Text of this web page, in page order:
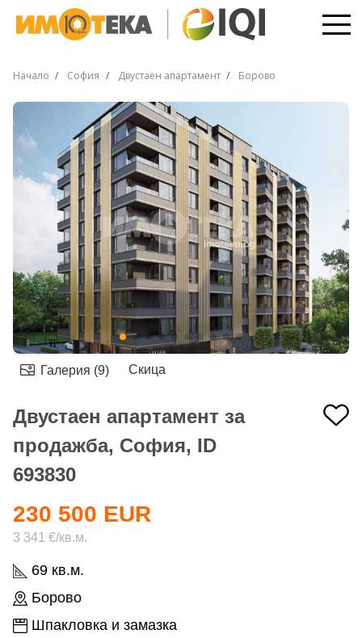
Начало София Двустаен апартамент Борово
Галерия (9) Скица
Двустаен апартамент за
продажба, София, ID
693830
69 кв.м.
Борово
Шпакловка и замазка
230 500 EUR
3 341 €/кв.м.